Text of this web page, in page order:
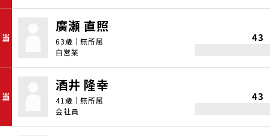
当
廣瀬 直照
63歳｜無所属
自営業
43
当
酒井 隆幸
41歳｜無所属
会社員
43